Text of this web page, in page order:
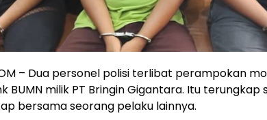
– Dua personel polisi terlibat perampokan
BUMN milik PT Bringin Gigantara. Itu terungkap
bersama seorang pelaku lainnya.